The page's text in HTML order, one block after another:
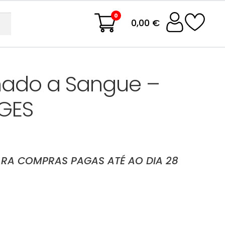
0
0,00 €
a Sangue –
COMPRAS PAGAS ATÉ AO DIA 28